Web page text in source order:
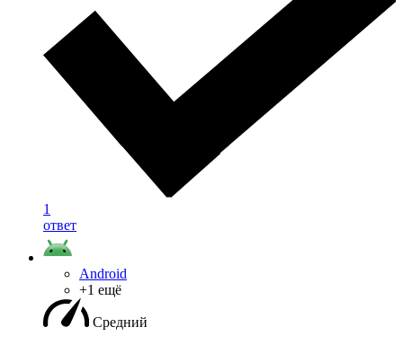
1
ответ
Android
+1 ещё
Средний